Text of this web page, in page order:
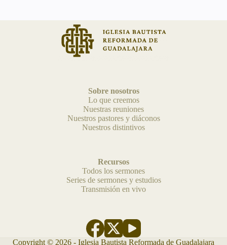
Sobre nosotros
Lo que creemos
Nuestras reuniones
Nuestros pastores y diáconos
Nuestros distintivos
Recursos
Todos los sermones
Series de sermones y estudios
Transmisión en vivo
Copyright © 2026 - Iglesia Bautista Reformada de Guadalajara